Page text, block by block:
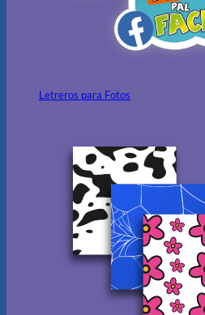
Letreros para Fotos